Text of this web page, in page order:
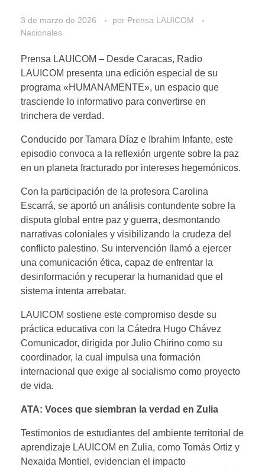
3 de marzo de 2026 por Prensa LAUICOM
Nacionales
​Prensa LAUICOM – Desde Caracas, Radio
LAUICOM presenta una edición especial de su
programa «HUMANAMENTE», un espacio que
trasciende lo informativo para convertirse en
trinchera de verdad.
Conducido por Tamara Díaz e Ibrahim Infante, este
episodio convoca a la reflexión urgente sobre la paz
en un planeta fracturado por intereses hegemónicos.​
Con la participación de la profesora Carolina
Escarrá, se aportó un análisis contundente sobre la
disputa global entre paz y guerra, desmontando
narrativas coloniales y visibilizando la crudeza del
conflicto palestino. Su intervención llamó a ejercer
una comunicación ética, capaz de enfrentar la
desinformación y recuperar la humanidad que el
sistema intenta arrebatar.​
LAUICOM sostiene este compromiso desde su
práctica educativa con la Cátedra Hugo Chávez
Comunicador, dirigida por Julio Chirino como su
coordinador, la cual impulsa una formación
internacional que exige al socialismo como proyecto
de vida.
ATA: Voces que siembran la verdad en Zulia
Testimonios de estudiantes del ambiente territorial de
aprendizaje LAUICOM en Zulia, como Tomás Ortiz y
Nexaida Montiel, evidencian el impacto